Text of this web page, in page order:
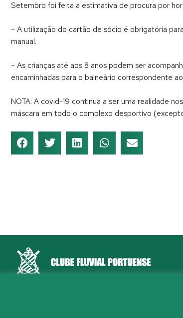
Setembro foi feita a estimativa de procura por
– A utilização do cartão de sócio é obrigatória
manual.
– As crianças até aos 8 anos podem ser
encaminhadas para o balneário correspondente
NOTA: A covid-19 continua a ser uma realidade
máscara em todo o complexo desportivo